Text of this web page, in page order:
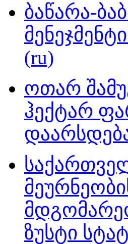
ბაწარა-
(ru)
ოთარ
ჰექტარ
ზუსტი